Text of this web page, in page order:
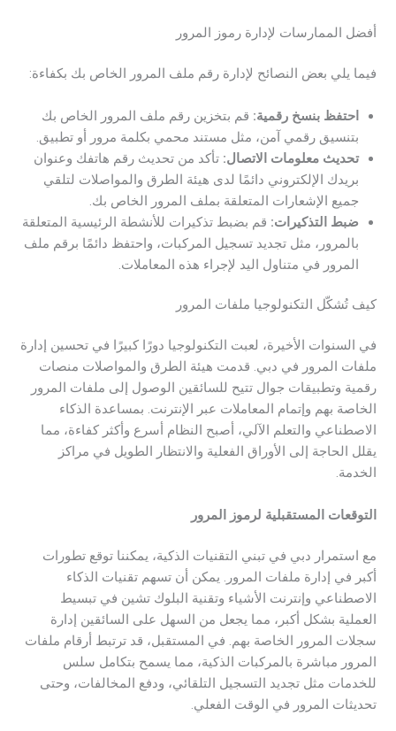
أفضل الممارسات لإدارة رموز المرور
فيما يلي بعض النصائح لإدارة رقم ملف المرور الخاص بك بكفاءة:
احتفظ بنسخ رقمية: قم بتخزين رقم ملف المرور الخاص بك
بتنسيق رقمي آمن، مثل مستند محمي بكلمة مرور أو تطبيق.
تحديث معلومات الاتصال: تأكد من تحديث رقم هاتفك وعنوان
بريدك الإلكتروني دائمًا لدى هيئة الطرق والمواصلات لتلقي
جميع الإشعارات المتعلقة بملف المرور الخاص بك.
ضبط التذكيرات: قم بضبط تذكيرات للأنشطة الرئيسية المتعلقة
بالمرور، مثل تجديد تسجيل المركبات، واحتفظ دائمًا برقم ملف
المرور في متناول اليد لإجراء هذه المعاملات.
كيف تُشكّل التكنولوجيا ملفات المرور
في السنوات الأخيرة، لعبت التكنولوجيا دورًا كبيرًا في تحسين إدارة
ملفات المرور في دبي. قدمت هيئة الطرق والمواصلات منصات
رقمية وتطبيقات جوال تتيح للسائقين الوصول إلى ملفات المرور
الخاصة بهم وإتمام المعاملات عبر الإنترنت. بمساعدة الذكاء
الاصطناعي والتعلم الآلي، أصبح النظام أسرع وأكثر كفاءة، مما
يقلل الحاجة إلى الأوراق الفعلية والانتظار الطويل في مراكز
الخدمة.
التوقعات المستقبلية لرموز المرور
مع استمرار دبي في تبني التقنيات الذكية، يمكننا توقع تطورات
أكبر في إدارة ملفات المرور. يمكن أن تسهم تقنيات الذكاء
الاصطناعي وإنترنت الأشياء وتقنية البلوك تشين في تبسيط
العملية بشكل أكبر، مما يجعل من السهل على السائقين إدارة
سجلات المرور الخاصة بهم. في المستقبل، قد ترتبط أرقام ملفات
المرور مباشرة بالمركبات الذكية، مما يسمح بتكامل سلس
للخدمات مثل تجديد التسجيل التلقائي، ودفع المخالفات، وحتى
تحديثات المرور في الوقت الفعلي.